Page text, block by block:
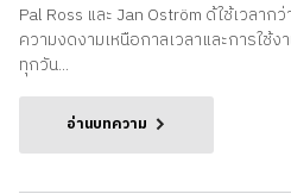
Pal Ross และ Jan Oström ด้ใช้เวลาก
ความงดงามเหนือกาลเวลาและการใช้
ทุกวัน...
อ่านบทความ